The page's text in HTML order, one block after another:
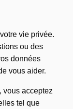
vie privée.
ou des
données
vous aider.
vous acceptez
tel que